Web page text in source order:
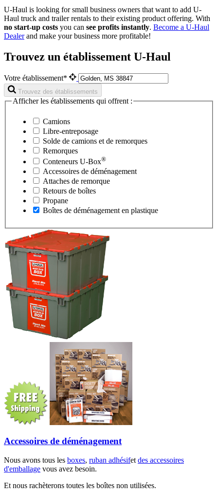
U-Haul is looking for small business owners that want to add U-
Haul truck and trailer rentals to their existing product offering. With
no start-up costs you can see profits instantly. Become a U-Haul
Dealerand make your business more profitable!
Trouvez un établissement U-Haul
Votre établissement*
Trouvez des établissements
Afficher les établissements qui offrent :
Camions
Libre-entreposage
Solde de camions et de remorques
Remorques
Conteneurs U-Box®
Accessoires de déménagement
Attaches de remorque
Retours de boîtes
Propane
Boîtes de déménagement en plastique
Accessoires de déménagement
Nous avons tous les boxes, ruban adhésifet des accessoires
d'emballage vous avez besoin.
Et nous rachèterons toutes les boîtes non utilisées.